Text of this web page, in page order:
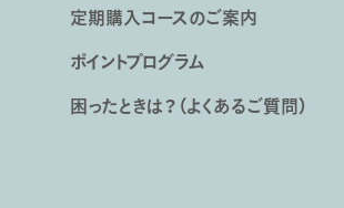
定期購入コースのご案内
ポイントプログラム
困ったときは？（よくあるご質問）